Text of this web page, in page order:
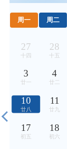
周一 周二
27
十四
28
十五
3
廿一
4
廿二
10
廿八
11
廿九
17
初五
18
初六